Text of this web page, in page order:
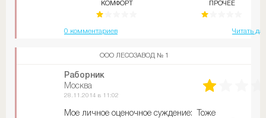
работал до меня вообще кинули. Его охрана просто
вывела за территорию и послал куда подальше.
Пообещали ему черную ЗП и в итоге заплатили за 8
нет
КОМФОРТ ПРОЧЕЕ
0 комментариев Читать
ООО ЛЕСОЗАВОД № 1
Раборник
Москва
28.11.2014 в 11:02
Мое личное оценочное суждение: Тоже